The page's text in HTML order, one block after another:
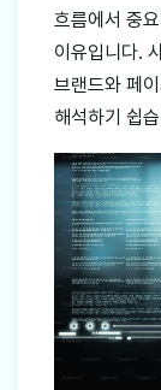
흐름에서 중
이유입니다.
브랜드와 페
해석하기 쉽